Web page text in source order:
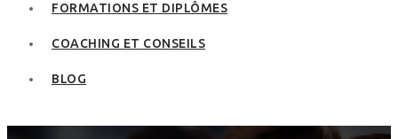
FORMATIONS ET DIPLÔMES
COACHING ET CONSEILS
BLOG